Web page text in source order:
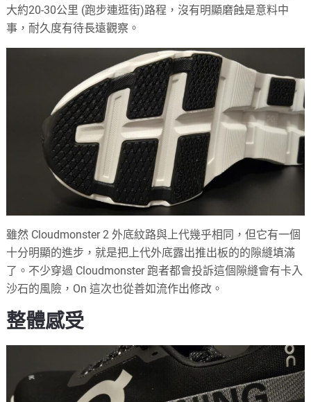
大約20-30公里 (跑步連逛街)路程，沒有明顯磨蝕是意料中
事，耐久度有待長遠觀察。
雖然 Cloudmonster 2 外底紋路與上代幾乎相同，但它有一個
十分明顯的進步，就是把上代外底露出推出板的的隙縫填滿
了。不少穿過 Cloudmonster 跑者都會投訴這個隙縫會有卡入
沙石的風險，On 這次也從善如流作出修改。
整體感受